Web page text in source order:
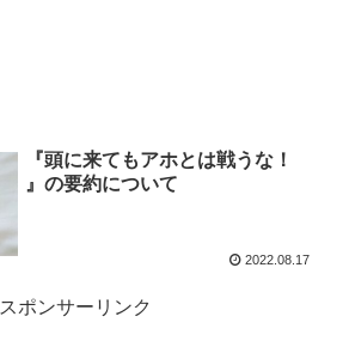
『頭に来てもアホとは戦うな！
』の要約について
2022.08.17
スポンサーリンク